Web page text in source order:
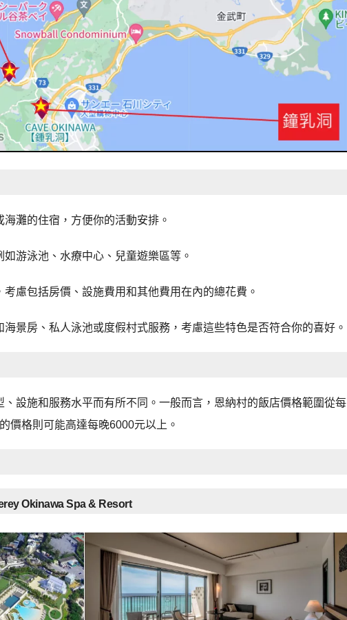
灘的住宿，方便你的活動安排。
如游泳池、水療中心、兒童遊樂區等。
考慮包括房價、設施費用和其他費用在內的總花費。
海景房、私人泳池或度假村式服務，考慮這些特色是否符合你的喜好。
設施和服務水平而有所不同。一般而言，恩納村的飯店價格範圍從每
價格則可能高達每晚6000元以上。
Okinawa Spa & Resort